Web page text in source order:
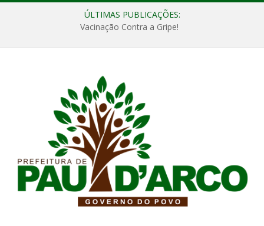
ÚLTIMAS PUBLICAÇÕES:
Vacinação Contra a Gripe!